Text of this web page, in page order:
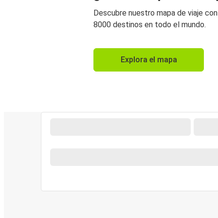
Descubre nuestro mapa de viaje
8000 destinos en todo el mundo.
Explora el mapa